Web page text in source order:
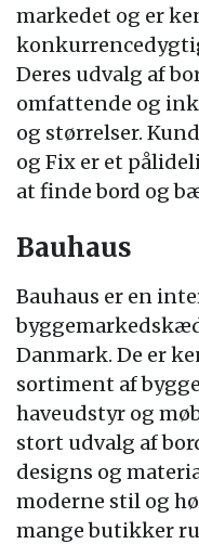
markedet og er
Deres udvalg af
omfattende og
og størrelser.
og Fix er et
at finde bord og
Bauhaus
Bauhaus er en
Danmark. De er
sortiment af
haveudstyr og
stort udvalg af
designs og
moderne stil og
mange butikker